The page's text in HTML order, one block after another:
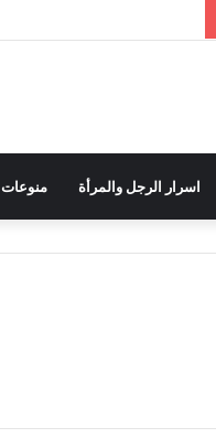
اسرار الرجل والمرأة منوعات